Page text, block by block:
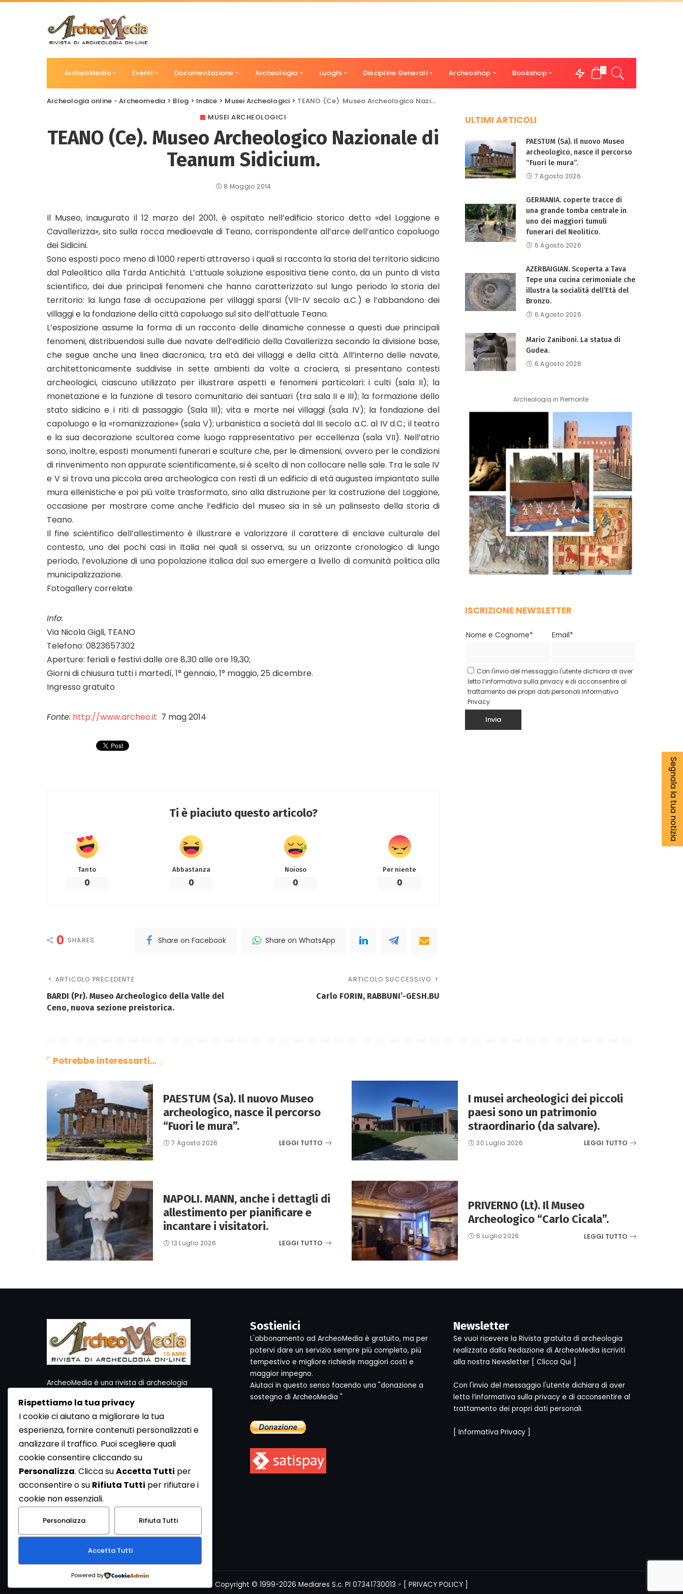
ArcheoMedia Eventi Documentazione Archeologia Luoghi Discipline Generali Archeoshop Bookshop 0
Archeologia online - Archeomedia > Blog > Indice > Musei Archeologici > TEANO (Ce). Museo Archeologico Nazionale di Teanum Sidicium.
MUSEI ARCHEOLOGICI
TEANO (Ce). Museo Archeologico Nazionale di
Teanum Sidicium.
8 Maggio 2014
Il Museo, inaugurato il 12 marzo del 2001, è ospitato nell’edificio storico detto «del Loggione e
Cavallerizza», sito sulla rocca medioevale di Teano, corrispondente all’arce dell’antico capoluogo
dei Sidicini.
Sono esposti poco meno di 1000 reperti attraverso i quali si racconta la storia del territorio sidicino
dal Paleolitico alla Tarda Antichità. L’attuale soluzione espositiva tiene conto, da un punto di vista
scientifico, dei due principali fenomeni che hanno caratterizzato sul lungo periodo la storia del
territorio: la lunga fase di occupazione per villaggi sparsi (VII-IV secolo a.C.) e l’abbandono dei
villaggi e la fondazione della città capoluogo sul sito dell’attuale Teano.
L’esposizione assume la forma di un racconto delle dinamiche connesse a questi due principali
fenomeni, distribuendosi sulle due navate dell’edificio della Cavallerizza secondo la divisione base,
che segue anche una linea diacronica, tra età dei villaggi e della città. All’interno delle navate,
architettonicamente suddivise in sette ambienti da volte a crociera, si presentano contesti
archeologici, ciascuno utilizzato per illustrare aspetti e fenomeni particolari: i culti (sala II); la
monetazione e la funzione di tesoro comunitario dei santuari (tra sala II e III); la formazione dello
stato sidicino e i riti di passaggio (Sala III); vita e morte nei villaggi (sala IV); la fondazione del
capoluogo e la «romanizzazione» (sala V); urbanistica a società dal III secolo a.C. al IV d.C.; il teatro
e la sua decorazione scultorea come luogo rappresentativo per eccellenza (sala VII). Nell’atrio
sono, inoltre, esposti monumenti funerari e sculture che, per le dimensioni, ovvero per le condizioni
di rinvenimento non appurate scientificamente, si è scelto di non collocare nelle sale. Tra le sale IV
e V si trova una piccola area archeologica con resti di un edificio di età augustea impiantato sulle
mura ellenistiche e poi piú volte trasformato, sino alla distruzione per la costruzione del Loggione,
occasione per mostrare come anche l’edificio del museo sia in sè un palinsesto della storia di
Teano.
Il fine scientifico dell’allestimento è illustrare e valorizzare il carattere di enclave culturale del
contesto, uno dei pochi casi in Italia nei quali si osserva, su un orizzonte cronologico di lungo
periodo, l’evoluzione di una popolazione italica dal suo emergere a livello di comunità politica alla
municipalizzazione.
Fotogallery correlate
Info:
Via Nicola Gigli, TEANO
Telefono: 0823657302
Aperture: feriali e festivi dalle ore 8,30 alle ore 19,30;
Giorni di chiusura tutti i martedí, 1° gennaio, 1° maggio, 25 dicembre.
Ingresso gratuito
Fonte: http://www.archeo.it 7 mag 2014
Ti è piaciuto questo articolo?
Tanto
0
Abbastanza
0
Noioso
0
Per niente
0
0 SHARES Share on Facebook Share on WhatsApp
ARTICOLO PRECEDENTE
BARDI (Pr). Museo Archeologico della Valle del
Ceno, nuova sezione preistorica.
ARTICOLO SUCCESSIVO
Carlo FORIN, RABBUNI’-GESH.BU
ULTIMI ARTICOLI
PAESTUM (Sa). Il nuovo Museo
archeologico, nasce il percorso
“Fuori le mura”.
7 Agosto 2026
GERMANIA. coperte tracce di
una grande tomba centrale in
uno dei maggiori tumuli
funerari del Neolitico.
6 Agosto 2026
AZERBAIGIAN. Scoperta a Tava
Tepe una cucina cerimoniale che
illustra la socialità dell’Età del
Bronzo.
6 Agosto 2026
Mario Zaniboni. La statua di
Gudea.
6 Agosto 2026
Archeologia in Piemonte
ISCRIZIONE NEWSLETTER
Nome e Cognome* Email*
Con l'invio del messaggio l'utente dichiara di aver
letto l’informativa sulla privacy e di acconsentire al
trattamento dei propri dati personali.Informativa
Privacy
Potrebbe interessarti…
PAESTUM (Sa). Il nuovo Museo
archeologico, nasce il percorso
“Fuori le mura”.
7 Agosto 2026 LEGGI TUTTO
I musei archeologici dei piccoli
paesi sono un patrimonio
straordinario (da salvare).
30 Luglio 2026 LEGGI TUTTO
NAPOLI. MANN, anche i dettagli di
allestimento per pianificare e
incantare i visitatori.
13 Luglio 2026 LEGGI TUTTO
PRIVERNO (Lt). Il Museo
Archeologico “Carlo Cicala”.
6 Luglio 2026 LEGGI TUTTO
Segnala la tua notizia
ArcheoMedia è una rivista di archeologia
Per contattare la Redazione potete utilizzare i
seguenti recapiti:
Redazione ArcheoMedia c/o Mediares S.c.
Via Gioberti 80/D - 10128 Torino
Tel 011.5806363 - Fax 011.5808561
http://www.mediares.to.it
http://www.didatticatorino.it
Sostienici
L'abbonamento ad ArcheoMedia è gratuito, ma per
potervi dare un servizio sempre più completo, più
tempestivo e migliore richiede maggiori costi e
maggior impegno.
Aiutaci in questo senso facendo una "donazione a
sostegno di ArcheoMedia "
Newsletter
Se vuoi ricevere la Rivista gratuita di archeologia
realizzata dalla Redazione di ArcheoMedia iscriviti
alla nostra Newsletter [ Clicca Qui ]
Con l'invio del messaggio l'utente dichiara di aver
letto l’informativa sulla privacy e di acconsentire al
trattamento dei propri dati personali.
[ Informativa Privacy]
Copyright © 1999-2026 Mediares S.c. PI 07341730013 - [ PRIVACY POLICY ]
Rispettiamo la tua privacy
I cookie ci aiutano a migliorare la tua
esperienza, fornire contenuti personalizzati e
analizzare il traffico. Puoi scegliere quali
cookie consentire cliccando su
Personalizza. Clicca suAccetta Tutti per
acconsentire o su Rifiuta Tutti per rifiutare i
cookie non essenziali.
Personalizza Rifiuta Tutti
Accetta Tutti
Powered by